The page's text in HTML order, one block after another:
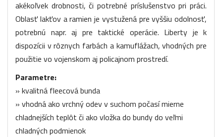
akékoľvek drobnosti, či potrebné príslušenstvo pri práci.
Oblasť lakťov a ramien je vystužená pre vyššiu odolnosť,
potrebnú napr. aj pre taktické operácie. Liberty je k
dispozícii v rôznych farbách a kamuflážach, vhodných pre
použitie vo vojenskom aj policajnom prostredí.
Parametre:
» kvalitná fleecová bunda
» vhodná ako vrchný odev v suchom počasí mierne
chladnejších teplôt či ako vložka do bundy do veľmi
chladných podmienok